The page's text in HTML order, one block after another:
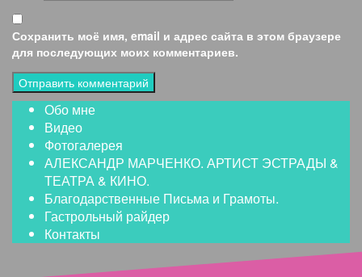
Сохранить моё имя, email и адрес сайта в этом браузере
для последующих моих комментариев.
Обо мне
Видео
Фотогалерея
АЛЕКСАНДР МАРЧЕНКО. АРТИСТ ЭСТРАДЫ &
ТЕАТРА & КИНО.
Благодарственные Письма и Грамоты.
Гастрольный райдер
Контакты